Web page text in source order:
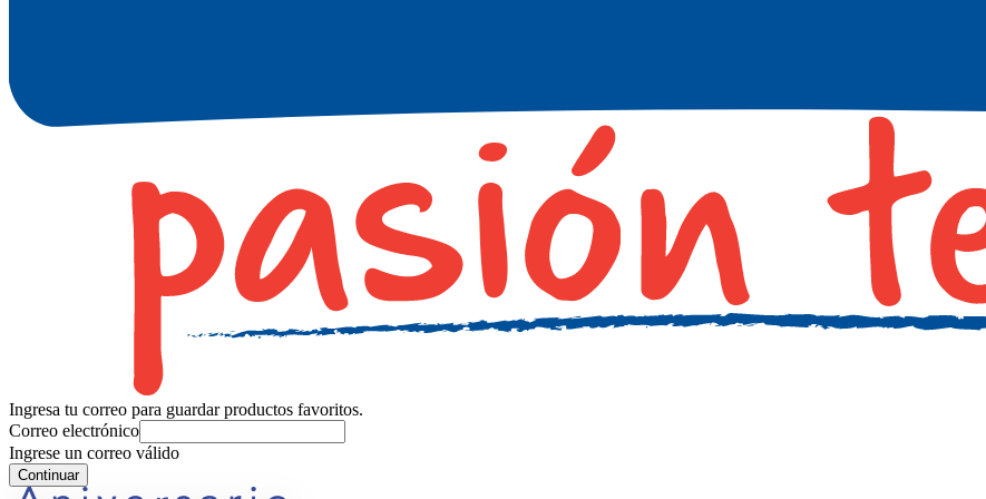
Ingresa tu correo para guardar productos favoritos.
Correo electrónico
Ingrese un correo válido
Continuar